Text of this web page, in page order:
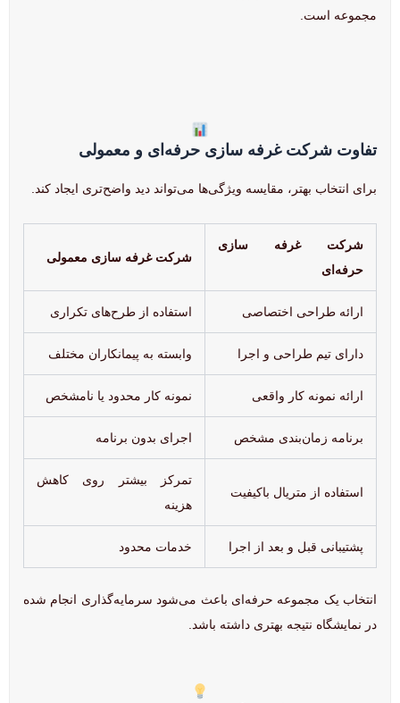
مجموعه است.
تفاوت شرکت غرفه سازی حرفه‌ای و معمولی
برای انتخاب بهتر، مقایسه ویژگی‌ها می‌تواند دید واضح‌تری ایجاد کند.
شرکت غرفه سازی
حرفه‌ای
شرکت غرفه سازی معمولی
ارائه طراحی اختصاصی استفاده از طرح‌های تکراری
دارای تیم طراحی و اجرا وابسته به پیمانکاران مختلف
ارائه نمونه کار واقعی نمونه کار محدود یا نامشخص
برنامه زمان‌بندی مشخص اجرای بدون برنامه
استفاده از متریال باکیفیت
تمرکز بیشتر روی کاهش
هزینه
پشتیبانی قبل و بعد از اجرا خدمات محدود
انتخاب یک مجموعه حرفه‌ای باعث می‌شود سرمایه‌گذاری انجام شده
در نمایشگاه نتیجه بهتری داشته باشد.